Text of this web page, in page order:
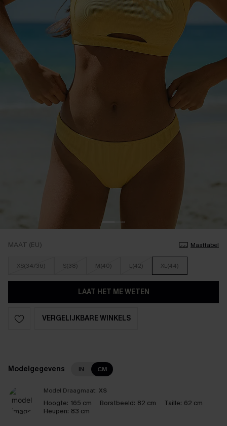
MAAT (EU) Maattabel
XS(34/36) S(38) M(40) L(42) XL(44)
LAAT HET ME WETEN
VERGELIJKBARE WINKELS
Modelgegevens IN CM
Model Draagmaat: XS
Hoogte: 165 cm Borstbeeld: 82 cm Taille: 62 cm
Heupen: 83 cm